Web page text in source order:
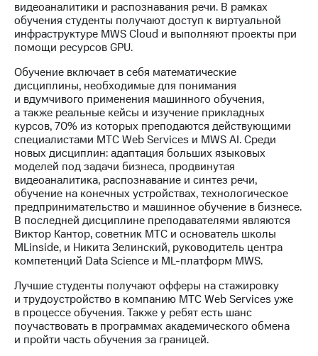
секретарь
Раскрытие
информации
Информация
акционерам
Документы
ПАО
"МТС"
Собрания
акционеров
Личный
кабинет
акционера
Акционерный
капитал
Контроль
и
аудит
Рынок
Описание
Программа
приобретения
Порядок
видеоаналитики и распознавания речи. В рамках
обучения студенты получают доступ к виртуальной
инфраструктуре MWS Cloud и выполняют проекты при
помощи ресурсов GPU.
Обучение включает в себя математические
дисциплины, необходимые для понимания
и вдумчивого применения машинного обучения,
а также реальные кейсы и изучение прикладных
курсов, 70% из которых преподаются действующими
специалистами МТС Web Services и MWS AI. Среди
новых дисциплин: адаптация больших языковых
моделей под задачи бизнеса, продвинутая
видеоаналитика, распознавание и синтез речи,
обучение на конечных устройствах, технологическое
предпринимательство и машинное обучение в бизнесе.
В последней дисциплине преподавателями являются
Виктор Кантор, советник МТС и основатель школы
MLinside, и Никита Зелинский, руководитель центра
компетенций Data Science и ML-платформ MWS.
Лучшие студенты получают офферы на стажировку
и трудоустройство в компанию МТС Web Services уже
в процессе обучения. Также у ребят есть шанс
поучаствовать в программах академического обмена
и пройти часть обучения за границей.